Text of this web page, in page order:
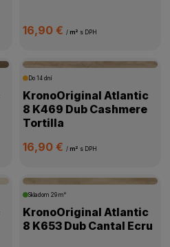
16,90 € / m² s DPH
Do 14 dní
KronoOriginal Atlantic
8 K469 Dub Cashmere
Tortilla
16,90 € / m² s DPH
Skladom 29 m²
KronoOriginal Atlantic
8 K653 Dub Cantal Ecru